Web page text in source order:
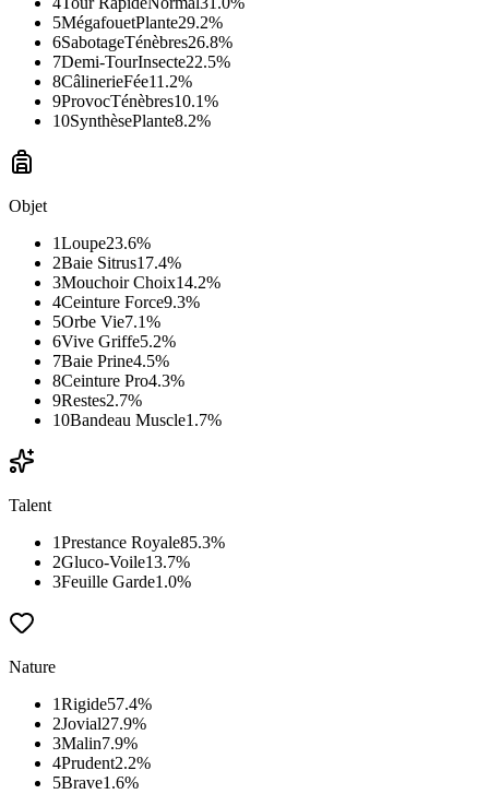
5MégafouetPlante29.2%
6SabotageTénèbres26.8%
7Demi-TourInsecte22.5%
8CâlinerieFée11.2%
9ProvocTénèbres10.1%
10SynthèsePlante8.2%
Objet
1Loupe23.6%
2Baie Sitrus17.4%
3Mouchoir Choix14.2%
4Ceinture Force9.3%
5Orbe Vie7.1%
6Vive Griffe5.2%
7Baie Prine4.5%
8Ceinture Pro4.3%
9Restes2.7%
10Bandeau Muscle1.7%
Talent
1Prestance Royale85.3%
2Gluco-Voile13.7%
3Feuille Garde1.0%
Nature
1Rigide57.4%
2Jovial27.9%
3Malin7.9%
4Prudent2.2%
5Brave1.6%